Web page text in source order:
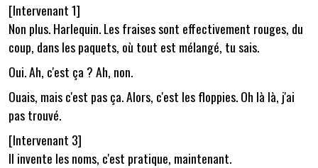
[Intervenant 1]
Non plus. Harlequin. Les fraises sont effectivement rouges, du
coup, dans les paquets, où tout est mélangé, tu sais.
Oui. Ah, c'est ça ? Ah, non.
Ouais, mais c'est pas ça. Alors, c'est les floppies. Oh là là, j'ai
pas trouvé.
[Intervenant 3]
Il invente les noms, c'est pratique, maintenant.